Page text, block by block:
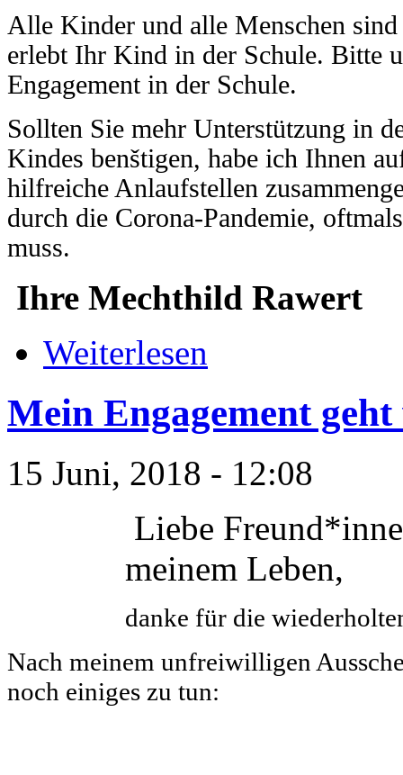
Alle Kinder und alle Menschen
erlebt Ihr Kind in der Schule. Bitte
Engagement in der Schule.
Sollten Sie mehr Unterstützung in
Kindes benštigen, habe ich Ihnen
hilfreiche Anlaufstellen
durch die Corona-Pandemie,
muss.
Ihre Mechthild Rawert
Weiterlesen
Mein Engagement
15 Juni, 2018 - 12:08
Liebe
meinem Leben,
danke für die
Nach meinem unfreiwilligen
noch einiges zu tun: